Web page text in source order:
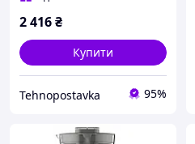
2 416₴
Купити
Tehnopostavka 95%